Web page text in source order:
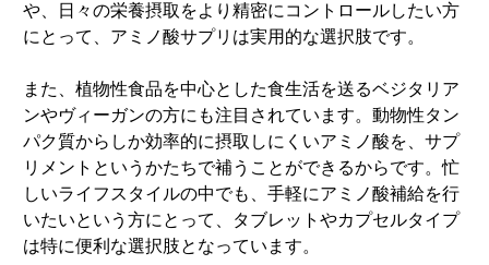
や、日々の栄養摂取をより精密にコントロールしたい方
にとって、アミノ酸サプリは実用的な選択肢です。
また、植物性食品を中心とした食生活を送るベジタリア
ンやヴィーガンの方にも注目されています。動物性タン
パク質からしか効率的に摂取しにくいアミノ酸を、サプ
リメントというかたちで補うことができるからです。忙
しいライフスタイルの中でも、手軽にアミノ酸補給を行
いたいという方にとって、タブレットやカプセルタイプ
は特に便利な選択肢となっています。